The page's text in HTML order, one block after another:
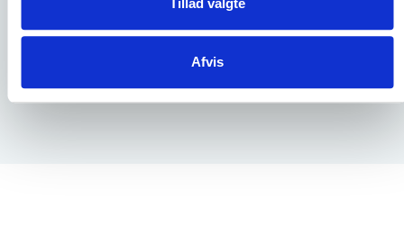
Afvis
Leveringsbetingelser